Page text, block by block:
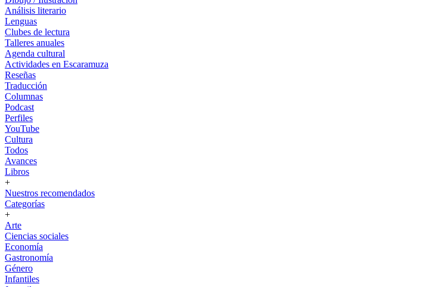
Análisis literario
Lenguas
Clubes de lectura
Talleres anuales
Agenda cultural
Actividades en Escaramuza
Reseñas
Traducción
Columnas
Podcast
Perfiles
YouTube
Cultura
Todos
Avances
Libros
+
Nuestros recomendados
Categorías
+
Arte
Ciencias sociales
Economía
Gastronomía
Género
Infantiles